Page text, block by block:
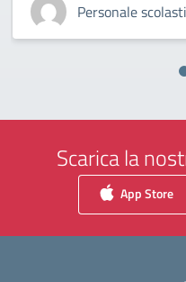
Personale
Scarica la
App Store